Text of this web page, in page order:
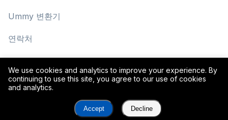
We use cookies and analytics to improve your experience. By
continuing to use this site, you agree to our use of cookies
and analytics.
Accept Decline
Ummy 변환기
연락처
개인정보 보호정책
이용약관